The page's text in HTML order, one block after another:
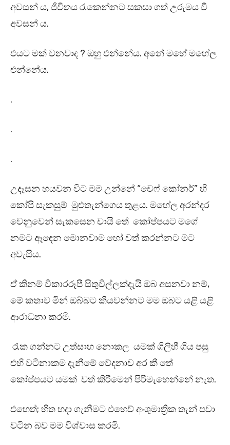
අවසන් ය, ජීවිතය රැකෙන්නට සකසා ගත් උරුමය වී
අවසන් ය.
එයට මක් වනවාද ? ඔහු එන්නේය. අනේ මහේ මහේල
එන්නේය.
.
.
.
උදෑසන හයවන විට මම උන්නේ “චෙෆ් කෝනර්” හී
කෝපි සැකසුම් මුළුතැන්ගෙය තුළය. මහේල අරන්දර
වෙනුවෙන් සැකසෙන චායි තේ කෝප්පයට මගේ
නමට ඈඳෙන මොනවාම හෝ වත් කරන්නට මට
අවැසිය.
ඒ කිනම් විකාරරූපී සිතුවිල්ලක්දැයි ඔබ අසනවා නම්,
මේ කතාව මින් ඔබ්බට කියවන්නට මම ඔබට යළි යළි
ආරාධනා කරමි.
රැක ගන්නට උත්සාහ නොකල යමක් ගිලිහී ගිය පසු
එහි වටිනාකම දැනීමේ වේදනාව අර කී තේ
කෝප්පයට යමක් වත් කිරීමෙන් පිරිමැහෙන්නේ නැත.
එහෙත්; හිත හදා ගැනීමට එහෙව් අංශුමාත්‍රික තැන් පවා
වටින බව මම විශ්වාස කරමි.